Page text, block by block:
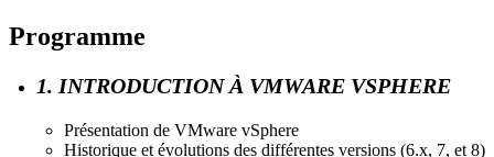
Programme
1. INTRODUCTION À VMWARE VSPHERE
Présentation de VMware vSphere
Historique et évolutions des différentes versions (6.x, 7, et 8)